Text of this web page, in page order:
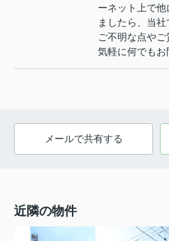
ーネット上で
ましたら、当社
ご不明な点や
気軽に何でもお
メールで共有する
近隣の物件